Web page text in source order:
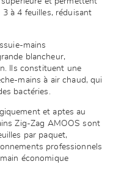
à 4 feuilles, réduisant
mains
blancheur,
Ils constituent une
mains à air chaud, qui
bactéries.
et aptes au
Zig-Zag AMOOS sont
par paquet,
professionnels
économique